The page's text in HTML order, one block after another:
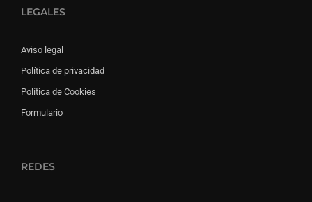
LEGALES
Aviso legal
Política de privacidad
Política de Cookies
Formulario
REDES